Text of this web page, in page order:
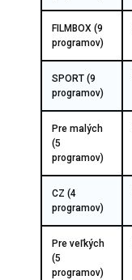
FILMBOX (9
programov)
SPORT (9
programov)
Pre malých
(5
programov)
CZ (4
programov)
Pre veľkých
(5
programov)